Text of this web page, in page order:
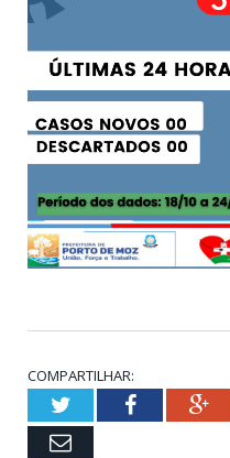
COMPARTILHAR:
TwitterFacebook
Email